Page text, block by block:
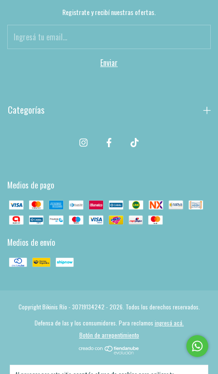
Registrate y recibí nuestras ofertas.
Categorías
Medios de pago
Medios de envío
Copyright Bikinis Río - 30719134242 - 2026. Todos los derechos reservados.
Defensa de las y los consumidores. Para reclamos ingresá acá.
Botón de arrepentimiento